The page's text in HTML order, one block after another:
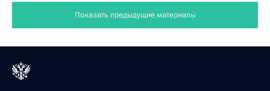
Показать предыдущие материалы